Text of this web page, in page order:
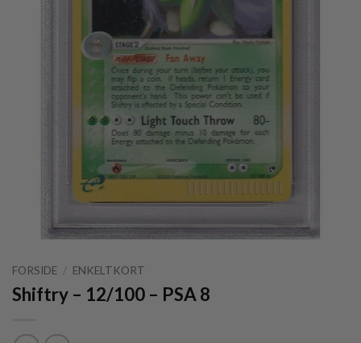
FORSIDE / ENKELTKORT
Shiftry – 12/100 – PSA 8